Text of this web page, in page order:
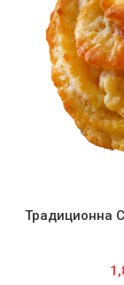
ДОБАВЯНЕ В
Традиционна